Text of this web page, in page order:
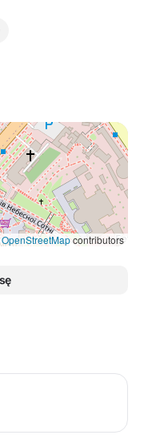
OpenStreetMapcontributors